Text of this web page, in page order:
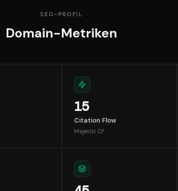
SEO-PROFIL
Domain-Metriken
15
Citation Flow
Majestic CF